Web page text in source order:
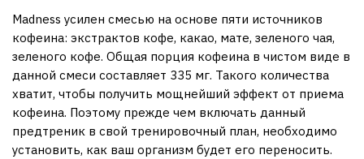
Madness усилен смесью на основе пяти источников
кофеина: экстрактов кофе, какао, мате, зеленого чая,
зеленого кофе. Общая порция кофеина в чистом виде в
данной смеси составляет 335 мг. Такого количества
хватит, чтобы получить мощнейший эффект от приема
кофеина. Поэтому прежде чем включать данный
предтреник в свой тренировочный план, необходимо
установить, как ваш организм будет его переносить.